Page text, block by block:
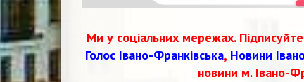
Ми у соціальних мережах.
Голос Івано-Франківська, Новини
новини м. Івано-